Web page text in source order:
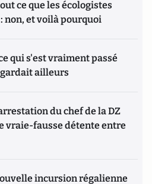
ce que les écologistes
non, et voilà pourquoi
qui s'est vraiment passé
ailleurs
du chef de la DZ
vraie-fausse détente entre
incursion régalienne